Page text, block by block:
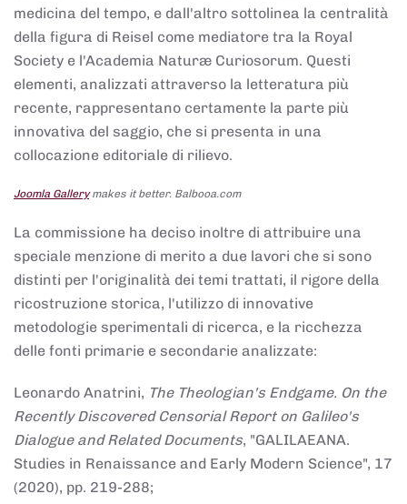
medicina del tempo, e dall'altro sottolinea la centralità
della figura di Reisel come mediatore tra la Royal
Society e l'Academia Naturæ Curiosorum. Questi
elementi, analizzati attraverso la letteratura più
recente, rappresentano certamente la parte più
innovativa del saggio, che si presenta in una
collocazione editoriale di rilievo.
Joomla Gallerymakes it better. Balbooa.com
La commissione ha deciso inoltre di attribuire una
speciale menzione di merito a due lavori che si sono
distinti per l'originalità dei temi trattati, il rigore della
ricostruzione storica, l'utilizzo di innovative
metodologie sperimentali di ricerca, e la ricchezza
delle fonti primarie e secondarie analizzate:
Leonardo Anatrini, The Theologian's Endgame. On the
Recently Discovered Censorial Report on Galileo's
Dialogue and Related Documents, "GALILAEANA.
Studies in Renaissance and Early Modern Science", 17
(2020), pp. 219-288;